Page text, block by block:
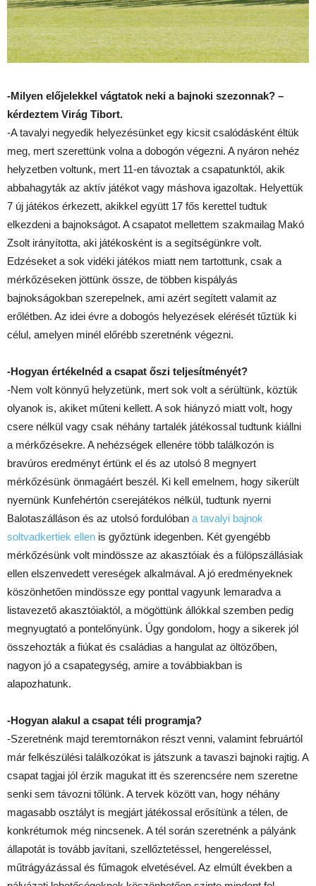
-Milyen előjelekkel vágtatok neki a bajnoki szezonnak? –
kérdeztem Virág Tibort.
-A tavalyi negyedik helyezésünket egy kicsit csalódásként éltük
meg, mert szerettünk volna a dobogón végezni. A nyáron nehéz
helyzetben voltunk, mert 11-en távoztak a csapatunktól, akik
abbahagyták az aktív játékot vagy máshova igazoltak. Helyettük
7 új játékos érkezett, akikkel együtt 17 fős kerettel tudtuk
elkezdeni a bajnokságot. A csapatot mellettem szakmailag Makó
Zsolt irányította, aki játékosként is a segítségünkre volt.
Edzéseket a sok vidéki játékos miatt nem tartottunk, csak a
mérkőzéseken jöttünk össze, de többen kispályás
bajnokságokban szerepelnek, ami azért segített valamit az
erőlétben. Az idei évre a dobogós helyezések elérését tűztük ki
célul, amelyen minél előrébb szeretnénk végezni.
-Hogyan értékelnéd a csapat őszi teljesítményét?
-Nem volt könnyű helyzetünk, mert sok volt a sérültünk, köztük
olyanok is, akiket műteni kellett. A sok hiányzó miatt volt, hogy
csere nélkül vagy csak néhány tartalék játékossal tudtunk kiállni
a mérkőzésekre. A nehézségek ellenére több találkozón is
bravúros eredményt értünk el és az utolsó 8 megnyert
mérkőzésünk önmagáért beszél. Ki kell emelnem, hogy sikerült
nyernünk Kunfehértón cserejátékos nélkül, tudtunk nyerni
Balotaszálláson és az utolsó fordulóban a tavalyi bajnok
soltvadkertiek ellen is győztünk idegenben. Két gyengébb
mérkőzésünk volt mindössze az akasztóiak és a fülöpszállásiak
ellen elszenvedett vereségek alkalmával. A jó eredményeknek
köszönhetően mindössze egy ponttal vagyunk lemaradva a
listavezető akasztóiaktól, a mögöttünk állókkal szemben pedig
megnyugtató a pontelőnyünk. Úgy gondolom, hogy a sikerek jól
összehozták a fiúkat és családias a hangulat az öltözőben,
nagyon jó a csapategység, amire a továbbiakban is
alapozhatunk.
-Hogyan alakul a csapat téli programja?
-Szeretnénk majd teremtornákon részt venni, valamint februártól
már felkészülési találkozókat is játszunk a tavaszi bajnoki rajtig. A
csapat tagjai jól érzik magukat itt és szerencsére nem szeretne
senki sem távozni tőlünk. A tervek között van, hogy néhány
magasabb osztályt is megjárt játékossal erősítünk a télen, de
konkrétumok még nincsenek. A tél során szeretnénk a pályánk
állapotát is tovább javítani, szellőztetéssel, hengereléssel,
műtrágyázással és fűmagok elvetésével. Az elmúlt években a